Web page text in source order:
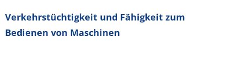
Verkehrstüchtig­keit und Fähigkeit zum
Bedienen von Maschinen